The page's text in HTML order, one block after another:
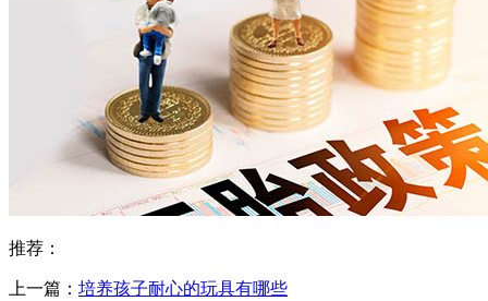
推荐：
上一篇： 培养孩子耐心的玩具有哪些